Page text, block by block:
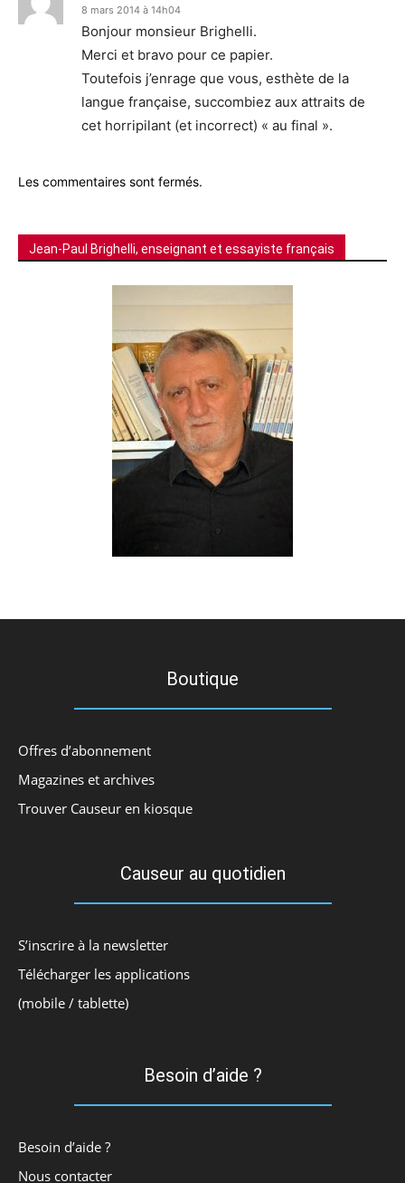
8 mars 2014 à 14h04
Bonjour monsieur Brighelli.
Merci et bravo pour ce papier.
Toutefois j’enrage que vous, esthète de la
langue française, succombiez aux attraits de
cet horripilant (et incorrect) « au final ».
Les commentaires sont fermés.
Jean-Paul Brighelli, enseignant et essayiste français
Boutique
Offres d’abonnement
Magazines et archives
Trouver Causeur en kiosque
Causeur au quotidien
S’inscrire à la newsletter
Télécharger les applications
(mobile / tablette)
Besoin d’aide ?
Besoin d’aide ?
Nous contacter